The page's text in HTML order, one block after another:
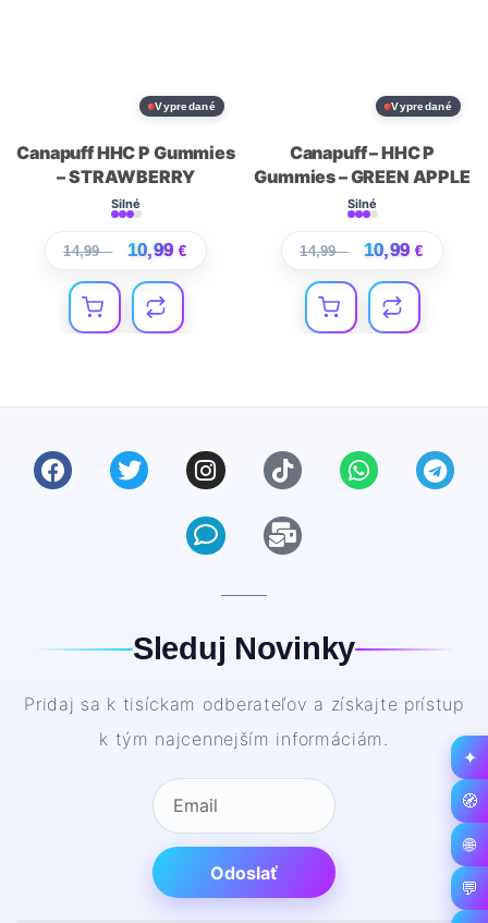
Vypredané
Canapuff HHC P Gummies
– STRAWBERRY
Silné
14,99€ 10,99€
Vypredané
Canapuff – HHC P
Gummies – GREEN APPLE
Silné
14,99€ 10,99€
Sleduj Novinky
Pridaj sa k tisíckam odberateľov a získajte prístup
k tým najcennejším informáciám.
Odoslať
✦
🧭
🌐
💬